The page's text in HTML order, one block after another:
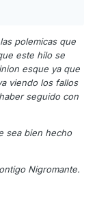
nada
radar pues
aunque sea
de ese tipo de
o dos no pasa
lo buscas.
polemicas que
este hilo se
esque ya que
viendo los fallos
seguido con
sea bien hecho
Nigromante.